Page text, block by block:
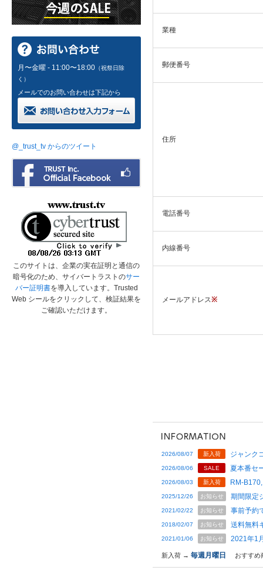
業種
郵便番号
住所
電話番号
内線番号
メールアドレス※
2026/08/07 新入荷 ジャンク
2026/08/06 SALE 夏本番セ
2026/08/03 新入荷 RM-
2025/12/26 お知らせ 期間限定
2021/02/22 お知らせ 事前予約
2018/02/07 お知らせ 送料無料
2021/01/06 お知らせ 2021年1
新入荷 → 毎週月曜日 おすす
月〜金曜 - 11:00〜18:00 （祝祭日除
く）
メールでのお問い合わせは下記から
@_trust_tv からのツイート
このサイトは、企業の実在証明と通信の
暗号化のため、サイバートラストのサー
バー証明書を導入しています。Trusted
Web シールをクリックして、検証結果を
ご確認いただけます。